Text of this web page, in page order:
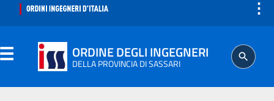
⋮
ORDINE DEGLI INGEGNERI
DELLA PROVINCIA DI SASSARI